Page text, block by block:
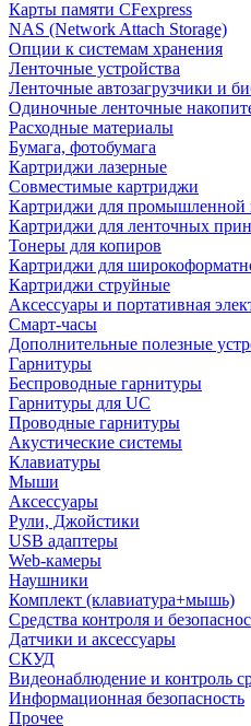
Карты памяти CFexpress
NAS (Network Attach Storage)
Опции к системам хранения
Ленточные устройства
Ленточные автозагрузчики и
Одиночные ленточные
Расходные материалы
Бумага, фотобумага
Картриджи лазерные
Совместимые картриджи
Картриджи для промышленной
Картриджи для ленточных
Тонеры для копиров
Картриджи для
Картриджи струйные
Аксессуары и портативная
Смарт-часы
Дополнительные полезные
Гарнитуры
Беспроводные гарнитуры
Гарнитуры для UC
Проводные гарнитуры
Акустические системы
Клавиатуры
Мыши
Аксессуары
Рули, Джойстики
USB адаптеры
Web-камеры
Наушники
Комплект (клавиатура+мышь)
Средства контроля и
Датчики и аксессуары
СКУД
Видеонаблюдение и контроль
Информационная безопасность
Прочее